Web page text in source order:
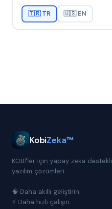
🇹🇷 TR 🇺🇸 EN
KobiZeka™
KOBİ'ler için yapay zeka destekli
yazılım çözümleri.
🧠 Daha akıllı geliştirin.
⚡ Daha hızlı çalışın.